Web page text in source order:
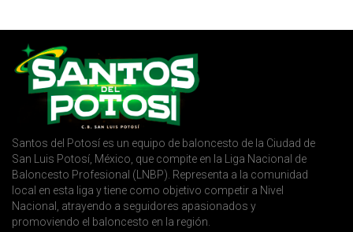
Santos del Potosí es un equipo de baloncesto de la Ciudad de
San Luis Potosí, México, que compite en la Liga Nacional de
Baloncesto Profesional (LNBP). Representa a la comunidad
local en esta liga y tiene como objetivo competir a Nivel
Nacional, atrayendo a seguidores apasionados y
promoviendo el baloncesto en la región.